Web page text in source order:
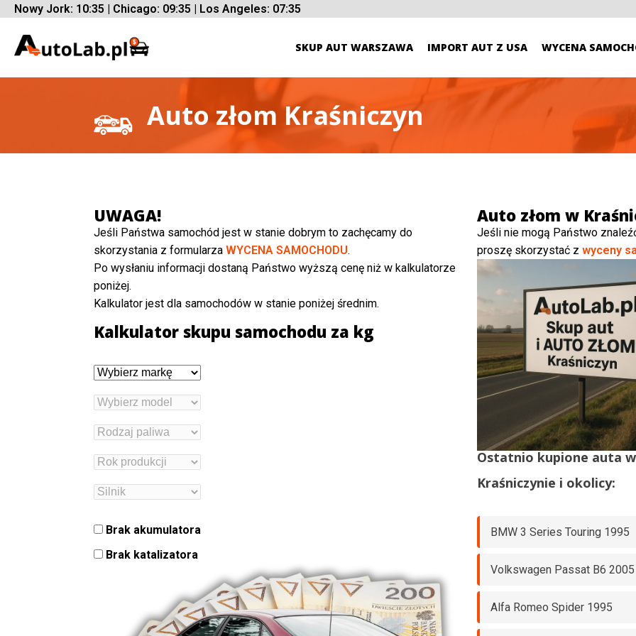
Nowy Jork: 10:35 | Chicago: 09:35 | Los Angeles: 07:35
SKUP AUT WARSZAWA IMPORT AUT Z USA WYCENA
Auto złom Kraśniczyn
UWAGA!
Jeśli Państwa samochód jest w stanie dobrym to zachęcamy do
skorzystania z formularza WYCENA SAMOCHODU.
Po wysłaniu informacji dostaną Państwo wyższą cenę niż w kalkulatorze
poniżej.
Kalkulator jest dla samochodów w stanie poniżej średnim.
Kalkulator skupu samochodu za kg
Brak akumulatora
Brak katalizatora
Auto złom w
Jeśli nie mogą Państwo
proszę skorzystać z wyceny
Ostatnio kupione auta
Kraśniczynie i okolicy:
BMW 3 Series Touring 1995
Volkswagen Passat B6 2005
Alfa Romeo Spider 1995